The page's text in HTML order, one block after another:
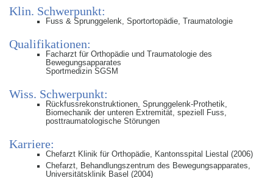
Klin. Schwerpunkt:
Fuss & Sprunggelenk, Sportortopädie, Traumatologie
Qualifikationen:
Facharzt für Orthopädie und Traumatologie des
Bewegungsapparates
Sportmedizin SGSM
Wiss. Schwerpunkt:
Rückfussrekonstruktionen, Sprunggelenk-Prothetik,
Biomechanik der unteren Extremität, speziell Fuss,
posttraumatologische Störungen
Karriere:
Chefarzt Klinik für Orthopädie, Kantonsspital Liestal (2006)
Chefarzt, Behandlungszentrum des Bewegungsapparates,
Universitätsklinik Basel (2004)